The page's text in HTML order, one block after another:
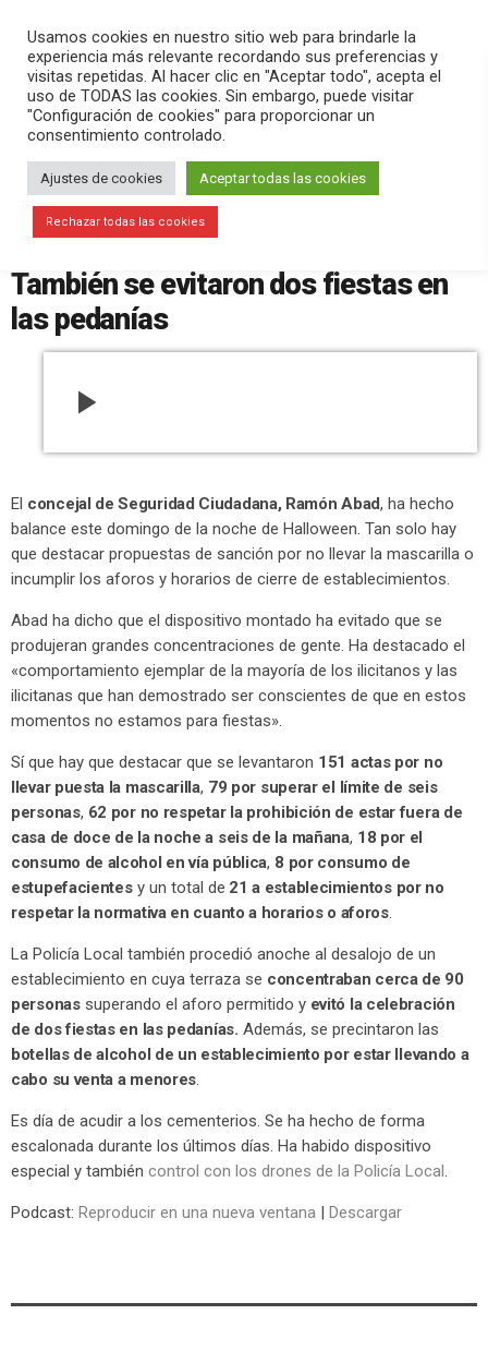
search menu pause PLAY
noviembre 1, 2020
Halloween sin incidentes graves en
Elche, pero con más de 300
sanciones por no usar mascarillas o
no respetar horarios y aforos.
También se evitaron dos fiestas en
las pedanías
play_arrow
El concejal de Seguridad Ciudadana, Ramón Abad, ha hecho
balance este domingo de la noche de Halloween. Tan solo hay
que destacar propuestas de sanción por no llevar la mascarilla o
incumplir los aforos y horarios de cierre de establecimientos.
Abad ha dicho que el dispositivo montado ha evitado que se
produjeran grandes concentraciones de gente. Ha destacado el
«comportamiento ejemplar de la mayoría de los ilicitanos y las
ilicitanas que han demostrado ser conscientes de que en estos
momentos no estamos para fiestas».
Sí que hay que destacar que se levantaron 151 actas por no
llevar puesta la mascarilla, 79 por superar el límite de seis
personas, 62 por no respetar la prohibición de estar fuera de
casa de doce de la noche a seis de la mañana, 18 por el
consumo de alcohol en vía pública, 8 por consumo de
estupefacientesy un total de 21 a establecimientos por no
respetar la normativa en cuanto a horarios o aforos.
La Policía Local también procedió anoche al desalojo de un
establecimiento en cuya terraza se concentraban cerca de 90
personassuperando el aforo permitido y evitó la celebración
de dos fiestas en las pedanías. Además, se precintaron las
botellas de alcohol de un establecimiento por estar llevando a
cabo su venta a menores
Es día de acudir a los cementerios. Se ha hecho de forma
escalonada durante los últimos días. Ha habido dispositivo
especial y también control con los drones de la Policía Local
Podcast: Reproducir en una nueva ventana | Descargar
Usamos cookies en nuestro sitio web para brindarle la
experiencia más relevante recordando sus preferencias y
visitas repetidas. Al hacer clic en "Aceptar todo", acepta el
uso de TODAS las cookies. Sin embargo, puede visitar
"Configuración de cookies" para proporcionar un
consentimiento controlado.
Ajustes de cookies Aceptar todas las cookies
Rechazar todas las cookies